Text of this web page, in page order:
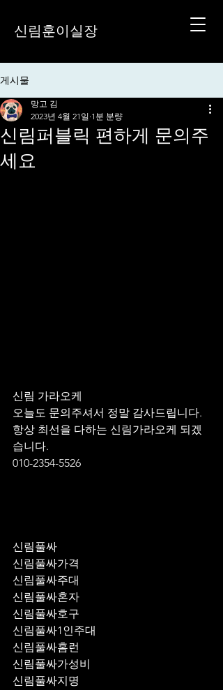
신림훈이실장
게시물
신림퍼블릭 편하게 문의주
세요
망고 김
2023년 4월 21일 1분 분량
신림 가라오케
오늘도 문의주셔서 정말 감사드립니다.
항상 최선을 다하는 신림가라오케 되겠
습니다.
010-2354-5526
신림풀싸
신림풀싸가격
신림풀싸주대
신림풀싸혼자
신림풀싸호구
신림풀싸1인주대
신림풀싸홈런
신림풀싸가성비
신림풀싸지명